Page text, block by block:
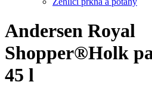
Andersen Royal
Shopper®Holk
45 l